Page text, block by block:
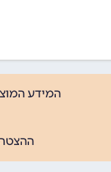
המידע
ההצטרפות